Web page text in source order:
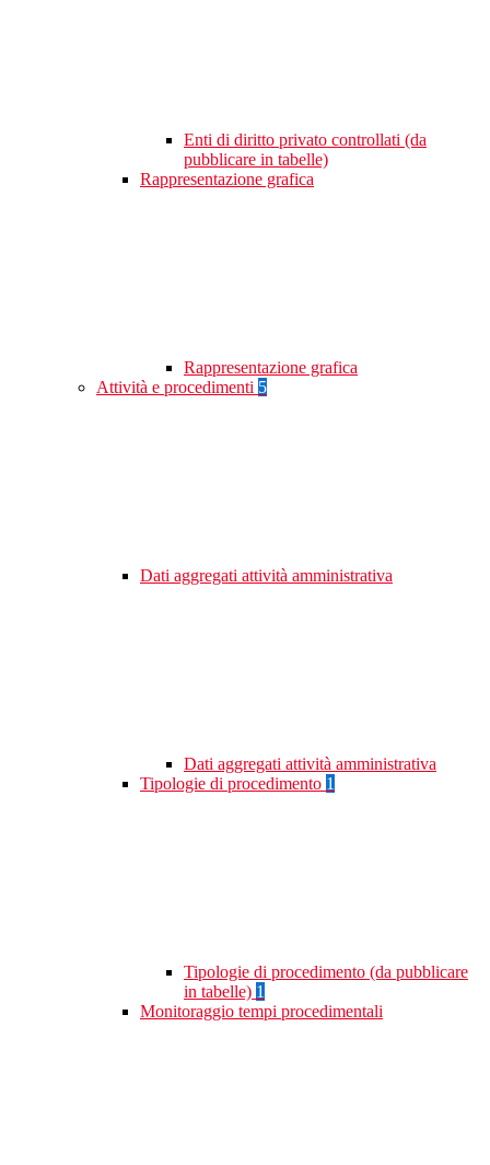
Enti di diritto privato controllati (da
pubblicare in tabelle)
Rappresentazione grafica
Rappresentazione grafica
Attività e procedimenti 5
Dati aggregati attività amministrativa
Dati aggregati attività amministrativa
Tipologie di procedimento 1
Tipologie di procedimento (da pubblicare
in tabelle) 1
Monitoraggio tempi procedimentali